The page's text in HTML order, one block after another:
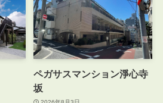
ペガサスマンション淨心寺
坂